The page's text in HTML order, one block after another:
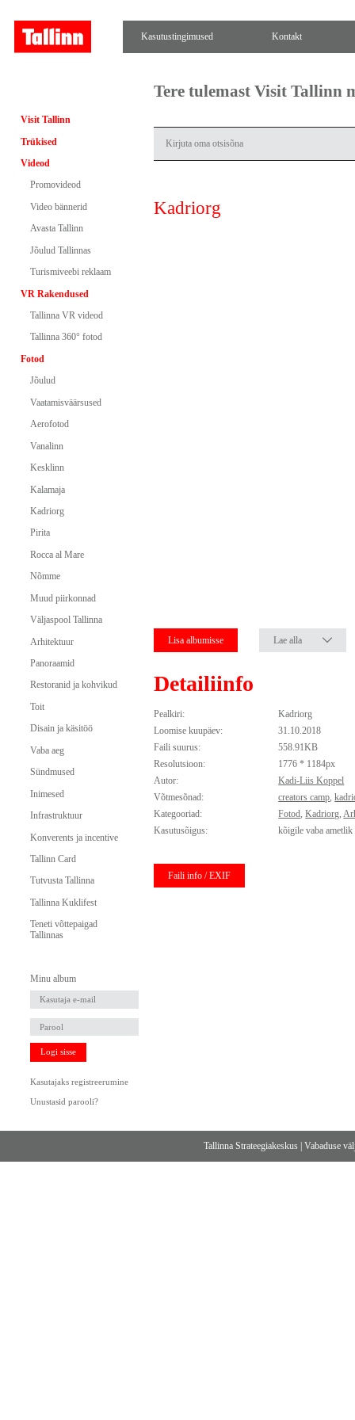
Kasutustingimused Kontakt
Visit Tallinn
Trükised
Videod
Promovideod
Video bännerid
Avasta Tallinn
Jõulud Tallinnas
Turismiveebi reklaam
VR Rakendused
Tallinna VR videod
Tallinna 360° fotod
Fotod
Jõulud
Vaatamisväärsused
Aerofotod
Vanalinn
Kesklinn
Kalamaja
Kadriorg
Pirita
Rocca al Mare
Nõmme
Muud piirkonnad
Väljaspool Tallinna
Arhitektuur
Panoraamid
Restoranid ja kohvikud
Toit
Disain ja käsitöö
Vaba aeg
Sündmused
Inimesed
Infrastruktuur
Konverents ja incentive
Tallinn Card
Tutvusta Tallinna
Tallinna Kuklifest
Teneti võttepaigad
Tallinnas
Minu album
Logi sisse
Kasutajaks registreerumine
Unustasid parooli?
Tere tulemast Visit Tallinn
Kadriorg
Lisa albumisse Lae alla
Detailiinfo
Pealkiri:
Kadriorg
Loomise kuupäev:
31.10.2018
Faili suurus:
558.91KB
Resolutsioon:
1776 * 1184px
Autor:
Kadi-Liis Koppel
Võtmesõnad:
creators camp,
Kategooriad:
Fotod,Kadriorg,
Kasutusõigus:
kõigile vaba
Faili info / EXIF
Tallinna Strateegiakeskus |Vabaduse